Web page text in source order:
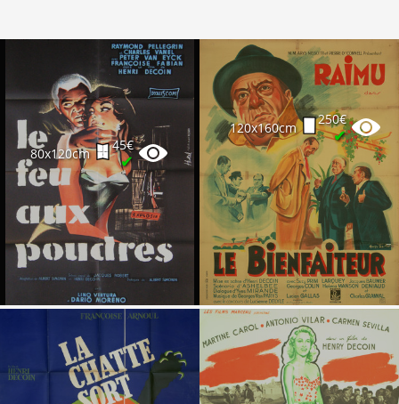
80x120cm
45€
✔
120x160cm
250€
✔